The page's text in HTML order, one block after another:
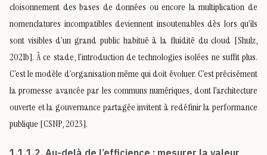
cloisonnement des bases de données ou encore la multiplication de
nomenclatures incompatibles deviennent insoutenables dès lors qu’ils
sont visibles d’un grand public habitué à la fluidité du cloud [Shulz,
2021b]. À ce stade, l’introduction de technologies isolées ne suffit plus.
C’est le modèle d’organisation même qui doit évoluer. C’est précisément
la promesse avancée par les communs numériques, dont l’architecture
ouverte et la gouvernance partagée invitent à redéfinir la performance
publique [CSNP, 2023].
1.1.1.2. Au-delà de l’efficience : mesurer la valeur